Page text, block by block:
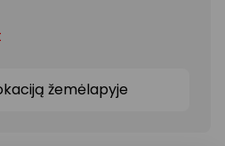
žemėlapyje